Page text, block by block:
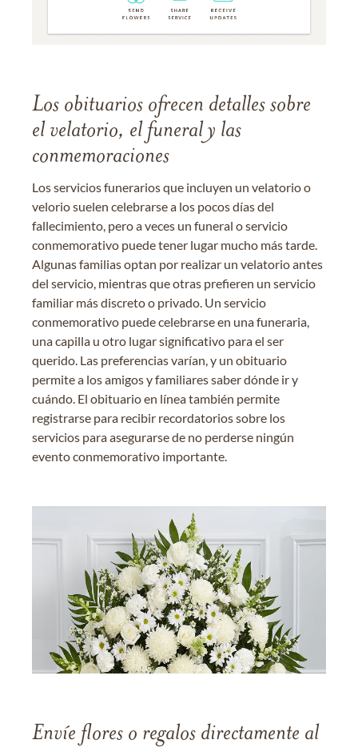
Los obituarios ofrecen detalles sobre
el velatorio, el funeral y las
conmemoraciones
Los servicios funerarios que incluyen un velatorio o
velorio suelen celebrarse a los pocos días del
fallecimiento, pero a veces un funeral o servicio
conmemorativo puede tener lugar mucho más tarde.
Algunas familias optan por realizar un velatorio antes
del servicio, mientras que otras prefieren un servicio
familiar más discreto o privado. Un servicio
conmemorativo puede celebrarse en una funeraria,
una capilla u otro lugar significativo para el ser
querido. Las preferencias varían, y un obituario
permite a los amigos y familiares saber dónde ir y
cuándo. El obituario en línea también permite
registrarse para recibir recordatorios sobre los
servicios para asegurarse de no perderse ningún
evento conmemorativo importante.
Envíe flores o regalos directamente al